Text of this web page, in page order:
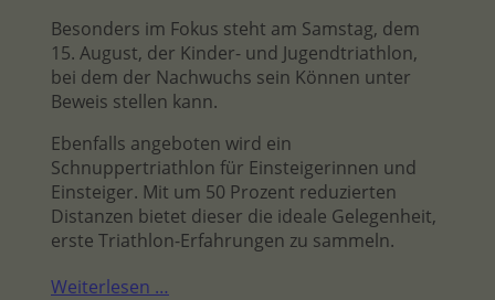
Besonders im Fokus steht am Samstag, dem
15. August, der Kinder- und Jugendtriathlon,
bei dem der Nachwuchs sein Können unter
Beweis stellen kann.
Ebenfalls angeboten wird ein
Schnuppertriathlon für Einsteigerinnen und
Einsteiger. Mit um 50 Prozent reduzierten
Distanzen bietet dieser die ideale Gelegenheit,
erste Triathlon-Erfahrungen zu sammeln.
Weiterlesen …